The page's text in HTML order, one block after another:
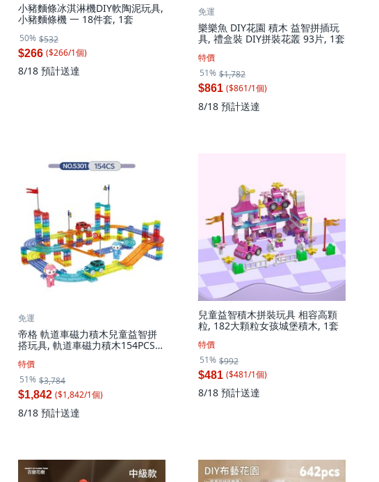
小豬麵條冰淇淋機DIY軟陶泥玩具,
小豬麵條機 一 18件套, 1套
50% $532
$266 ($266/1個)
8/18 預計送達
免運
樂樂魚 DIY花園 積木 益智拼插玩
具, 禮盒裝 DIY拼裝花叢 93片, 1套
特價
51% $1,782
$861 ($861/1個)
8/18 預計送達
免運
帝格 軌道車磁力積木兒童益智拼
搭玩具, 軌道車磁力積木154PCS
特價
51% $3,784
$1,842 ($1,842/1個)
8/18 預計送達
兒童益智積木拼裝玩具 相容高顆
粒, 182大顆粒女孩城堡積木, 1套
特價
51% $992
$481 ($481/1個)
8/18 預計送達